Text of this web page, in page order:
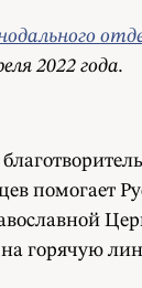
2022 года.
помогает
на горячую